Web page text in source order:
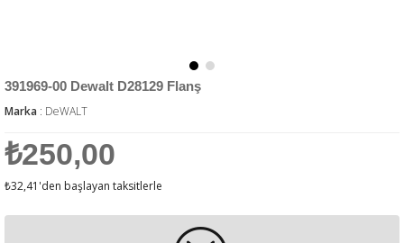
391969-00 Dewalt D28129 Flanş
Marka : DeWALT
₺250,00
₺32,41 'den başlayan taksitlerle